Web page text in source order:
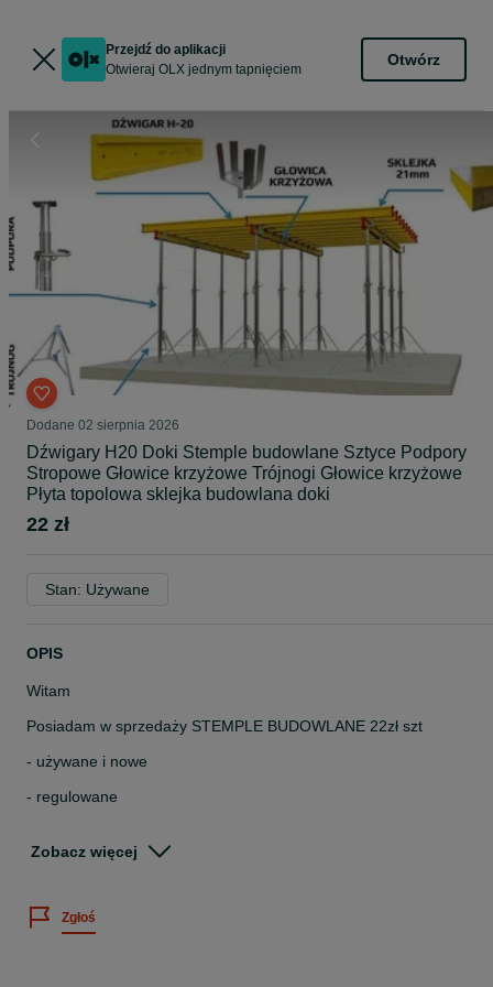
Przejdź do aplikacji
Otwieraj OLX jednym tapnięciem
Otwórz
Dodane 02 sierpnia 2026
Dźwigary H20 Doki Stemple budowlane Sztyce Podpory
Stropowe Głowice krzyżowe Trójnogi Głowice krzyżowe
Płyta topolowa sklejka budowlana doki
22 zł
Stan: Używane
OPIS
Witam
Posiadam w sprzedaży STEMPLE BUDOWLANE 22zł szt
- używane i nowe
- regulowane
Dostępna nośność stempli 8KN, 10 KN, 12KN, 14KN, 20KN
Zobacz więcej
Zgłoś